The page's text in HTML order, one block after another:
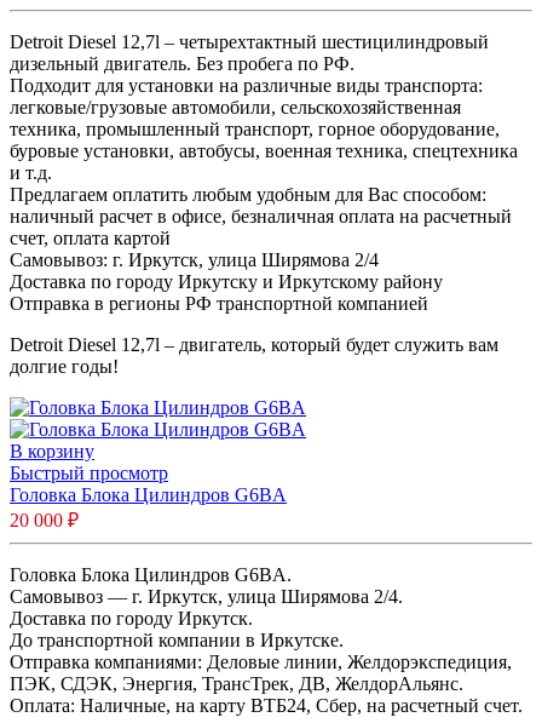
Detroit Diesel 12,7l – четырехтактный шестицилиндровый
дизельный двигатель. Без пробега по РФ.
Подходит для установки на различные виды транспорта:
легковые/грузовые автомобили, сельскохозяйственная
техника, промышленный транспорт, горное оборудование,
буровые установки, автобусы, военная техника, спецтехника
и т.д.
Предлагаем оплатить любым удобным для Вас способом:
наличный расчет в офисе, безналичная оплата на расчетный
счет, оплата картой
Самовывоз: г. Иркутск, улица Ширямова 2/4
Доставка по городу Иркутску и Иркутскому району
Отправка в регионы РФ транспортной компанией
Detroit Diesel 12,7l – двигатель, который будет служить вам
долгие годы!
В корзину
Быстрый просмотр
Головка Блока Цилиндров G6BA
20 000 ₽
Головка Блока Цилиндров G6BA.
Самовывоз — г. Иркутск, улица Ширямова 2/4.
Доставка по городу Иркутск.
До транспортной компании в Иркутске.
Отправка компаниями: Деловые линии, Желдорэкспедиция,
ПЭК, СДЭК, Энергия, ТрансТрек, ДВ, ЖелдорАльянс.
Оплата: Наличные, на карту ВТБ24, Сбер, на расчетный счет.